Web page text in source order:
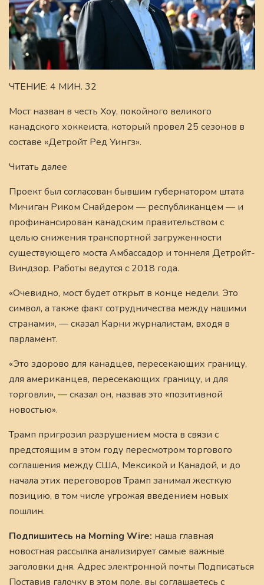
ЧТЕНИЕ: 4 МИН. 32
Мост назван в честь Хоу, покойного великого
канадского хоккеиста, который провел 25 сезонов в
составе «Детройт Ред Уингз».
Читать далее
Проект был согласован бывшим губернатором штата
Мичиган Риком Снайдером — республиканцем — и
профинансирован канадским правительством с
целью снижения транспортной загруженности
существующего моста Амбассадор и тоннеля Детройт-
Виндзор. Работы ведутся с 2018 года.
«Очевидно, мост будет открыт в конце недели. Это
символ, а также факт сотрудничества между нашими
странами», — сказал Карни журналистам, входя в
парламент.
«Это здорово для канадцев, пересекающих границу,
для американцев, пересекающих границу, и для
торговли», — сказал он, назвав это «позитивной
новостью».
Трамп пригрозил разрушением моста в связи с
предстоящим в этом году пересмотром торгового
соглашения между США, Мексикой и Канадой, и до
начала этих переговоров Трамп занимал жесткую
позицию, в том числе угрожая введением новых
пошлин.
Подпишитесь на Morning Wire: наша главная
новостная рассылка анализирует самые важные
заголовки дня. Адрес электронной почты Подписаться
Поставив галочку в этом поле, вы соглашаетесь с